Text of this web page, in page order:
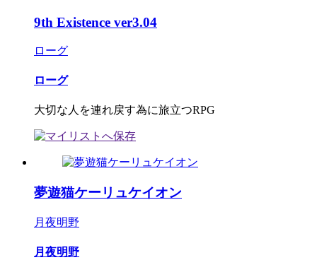
9th Existence ver3.04
ローグ
ローグ
大切な人を連れ戻す為に旅立つRPG
夢遊猫ケーリュケイオン
月夜明野
月夜明野